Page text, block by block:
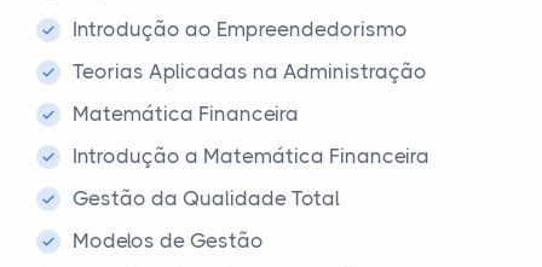
Introdução ao Empreendedorismo
Teorias Aplicadas na Administração
Matemática Financeira
Introdução a Matemática Financeira
Gestão da Qualidade Total
Modelos de Gestão